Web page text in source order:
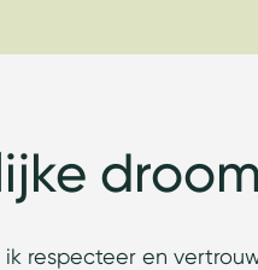
droom
respecteer en